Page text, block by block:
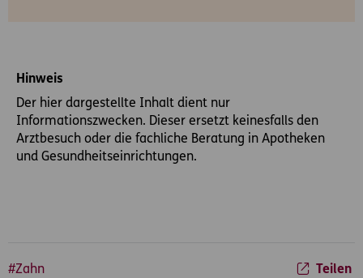
Hinweis
Der hier dargestellte Inhalt dient nur
Informationszwecken. Dieser ersetzt keinesfalls den
Arztbesuch oder die fachliche Beratung in Apotheken
und Gesundheitseinrichtungen.
#Zahn Teilen